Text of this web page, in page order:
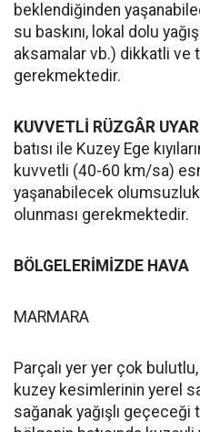
beklendiğinden
su baskını, lokal dolu
aksamalar vb.) dikkatli ve
gerekmektedir.
KUVVETLİ RÜZGÂR
batısı ile Kuzey Ege
kuvvetli (40-60 km/sa)
yaşanabilecek
olunması gerekmektedir.
BÖLGELERİMİZDE HAVA
MARMARA
Parçalı yer yer çok
kuzey kesimlerinin yerel
sağanak yağışlı geçeceği